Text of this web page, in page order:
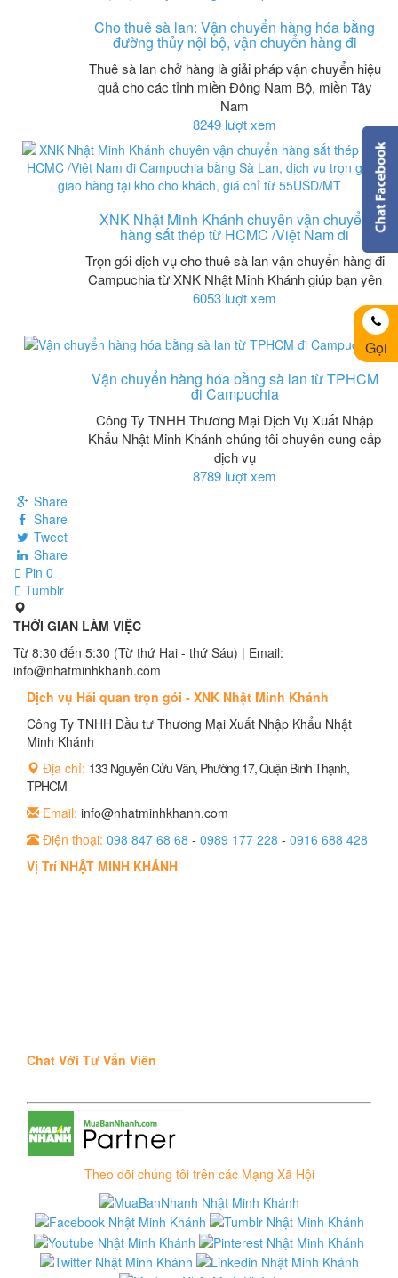
Cho thuê sà lan: Vận chuyển hàng hóa bằng
đường thủy nội bộ, vận chuyển hàng đi
Thuê sà lan chở hàng là giải pháp vận chuyển hiệu
quả cho các tỉnh miền Đông Nam Bộ, miền Tây
Nam
8249 lượt xem
XNK Nhật Minh Khánh chuyên vận chuyển
hàng sắt thép từ HCMC /Việt Nam đi
Trọn gói dịch vụ cho thuê sà lan vận chuyển hàng đi
Campuchia từ XNK Nhật Minh Khánh giúp bạn yên
6053 lượt xem
Vận chuyển hàng hóa bằng sà lan từ TPHCM
đi Campuchia
Công Ty TNHH Thương Mại Dịch Vụ Xuất Nhập
Khẩu Nhật Minh Khánh chúng tôi chuyên cung cấp
dịch vụ
8789 lượt xem
Share
Share
Tweet
Share
Pin 0
Tumblr
THỜI GIAN LÀM VIỆC
Từ 8:30 đến 5:30 (Từ thứ Hai - thứ Sáu) | Email:
info@nhatminhkhanh.com
Dịch vụ Hải quan trọn gói - XNK Nhật Minh Khánh
Công Ty TNHH Đầu tư Thương Mại Xuất Nhập Khẩu Nhật
Minh Khánh
Địa chỉ: 133 Nguyễn Cửu Vân, Phường 17, Quận Bình Thạnh,
TPHCM
Email: info@nhatminhkhanh.com
Điện thoại: 098 847 68 68 - 0989 177 228 - 0916 688 428
Vị Trí NHẬT MINH KHÁNH
Chat Với Tư Vấn Viên
Theo dõi chúng tôi trên các Mạng Xã Hội
Gọi